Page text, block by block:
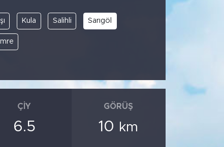
Kula Salihli Sarıgöl
ÇIY
6.5
GÖRÜŞ
10 km